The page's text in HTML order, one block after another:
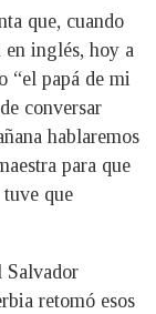
que, cuando
en inglés, hoy a
“el papá de mi
conversar
hablaremos
para que
que
Salvador
retomó esos